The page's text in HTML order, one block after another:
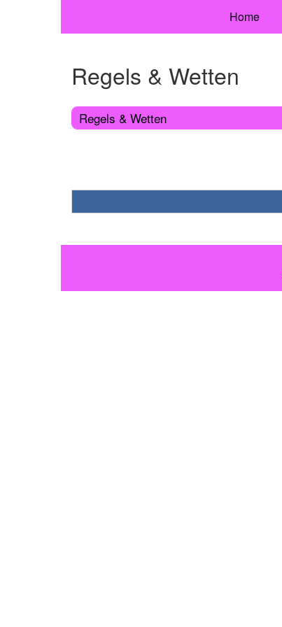
Home
Regels & Wetten
Regels & Wetten